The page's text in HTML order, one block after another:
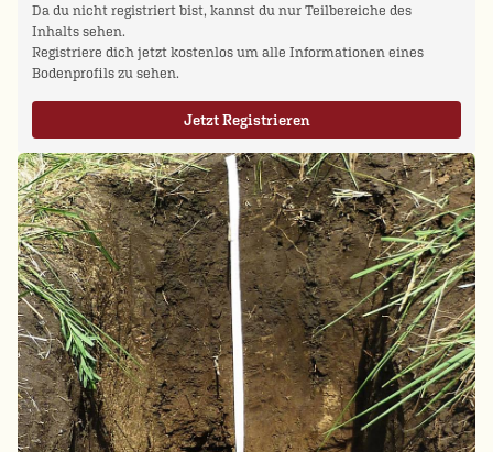
Da du nicht registriert bist, kannst du nur Teilbereiche des
Inhalts sehen.
Registriere dich jetzt kostenlos um alle Informationen eines
Bodenprofils zu sehen.
Jetzt Registrieren